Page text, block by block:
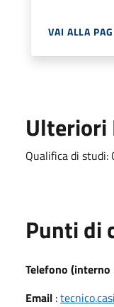
VAI ALLA
Ulteriori
Qualifica di studi:
Punti di
Telefono (interno
Email :